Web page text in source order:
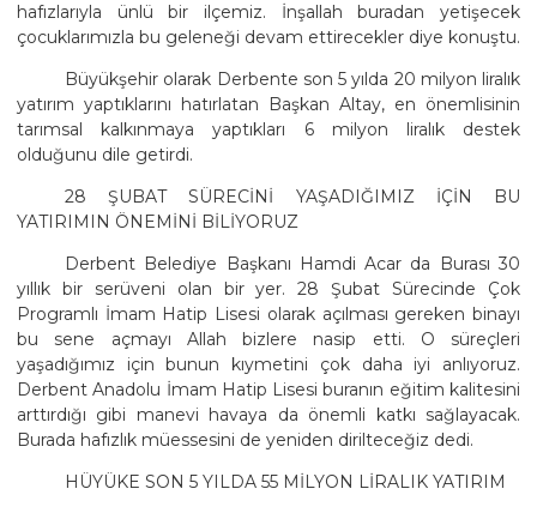
hafızlarıyla ünlü bir ilçemiz. İnşallah buradan yetişecek
çocuklarımızla bu geleneği devam ettirecekler diye konuştu.
Büyükşehir olarak Derbente son 5 yılda 20 milyon liralık
yatırım yaptıklarını hatırlatan Başkan Altay, en önemlisinin
tarımsal kalkınmaya yaptıkları 6 milyon liralık destek
olduğunu dile getirdi.
28 ŞUBAT SÜRECİNİ YAŞADIĞIMIZ İÇİN BU
YATIRIMIN ÖNEMİNİ BİLİYORUZ
Derbent Belediye Başkanı Hamdi Acar da Burası 30
yıllık bir serüveni olan bir yer. 28 Şubat Sürecinde Çok
Programlı İmam Hatip Lisesi olarak açılması gereken binayı
bu sene açmayı Allah bizlere nasip etti. O süreçleri
yaşadığımız için bunun kıymetini çok daha iyi anlıyoruz.
Derbent Anadolu İmam Hatip Lisesi buranın eğitim kalitesini
arttırdığı gibi manevi havaya da önemli katkı sağlayacak.
Burada hafızlık müessesini de yeniden dirilteceğiz dedi.
HÜYÜKE SON 5 YILDA 55 MİLYON LİRALIK YATIRIM